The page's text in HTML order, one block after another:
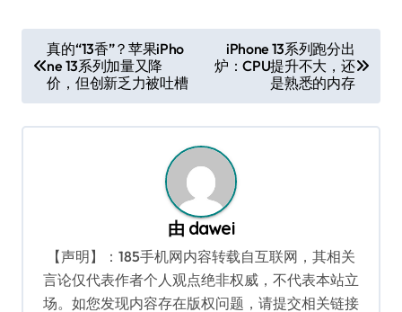
章
导
航
真的“13香”？苹果iPho
ne 13系列加量又降
价，但创新乏力被吐槽
iPhone 13系列跑分出
炉：CPU提升不大，还
是熟悉的内存
由 dawei
【声明】：185手机网内容转载自互联网，其相关
言论仅代表作者个人观点绝非权威，不代表本站立
场。如您发现内容存在版权问题，请提交相关链接